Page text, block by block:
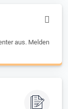
aus. Melden